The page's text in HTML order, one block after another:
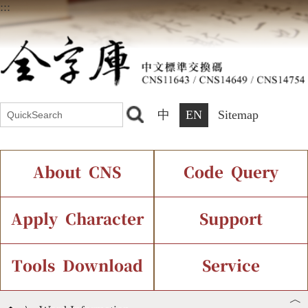
:::
中 EN Sitemap
About CNS
Introduction Current Status
Chinese Code Status
Code Query
IDS Query
Components Query
Apply Character
Application Process
Support
Font Instant Display
Tools Download Service
︿